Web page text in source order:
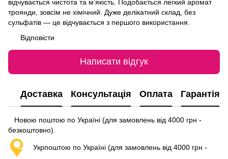
відчувається чистота та м’якість. Подобається легкий аромат
троянди, зовсім не хімічний. Дуже делікатний склад, без
сульфатів — це відчувається з першого використання.
Відповісти
Написати відгук
Доставка Консультація Оплата Гарантія
Новою поштою по Україні (для замовлень від 4000 грн -
безкоштовно).
Укрпоштою по Україні (для замовлень від 4000 грн -